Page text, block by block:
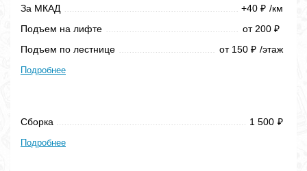
За МКАД +40 ₽ /км
Подъем на лифте
от 200 ₽
Подъем по лестнице от 150 ₽ /этаж
Подробнее
Сборка 1 500 ₽
Подробнее